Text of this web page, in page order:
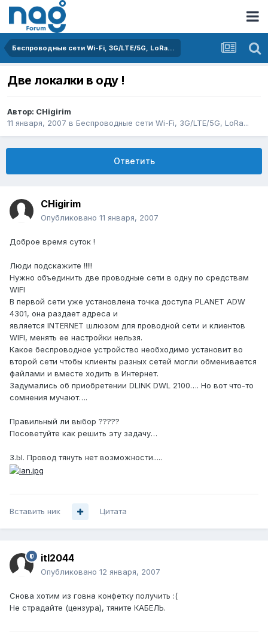
Беспроводные сети Wi-Fi, 3G/LTE/5G, LoRa...
Две локалки в оду !
Автор: CHigirim
11 января, 2007 в Беспроводные сети Wi-Fi, 3G/LTE/5G, LoRa...
Ответить
CHigirim
Опубликовано 11 января, 2007
Доброе время суток !
Люди подскажите !!!!!
Нужно объединить две проводные сети в одну по средствам
WIFI
В первой сети уже установлена точка доступа PLANET ADW
4301, она раздает адреса и
является INTERNET шлюзом для проводной сети и клиентов
WIFI, менять ее настройки нельзя.
Какое беспроводное устройство необходимо установит во
второй сети чтобы клиенты разных сетей могли обменивается
файлами и вместе ходить в Интернет.
Задумались об приобретении DLINK DWL 2100…. Но вот что-то
сомнения мучают….
Правильный ли выбор ?????
Посоветуйте как решить эту задачу…
З.Ы. Провод тянуть нет возможности.....
Вставить ник Цитата
itl2044
Опубликовано 12 января, 2007
Снова хотим из говна конфетку получить :(
Не страдайте (цензура), тяните КАБЕЛЬ.